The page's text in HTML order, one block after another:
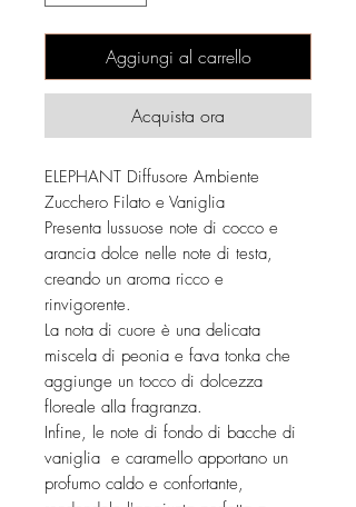
Aggiungi al carrello
Acquista ora
ELEPHANT Diffusore Ambiente
Zucchero Filato e Vaniglia
Presenta lussuose note di cocco e
arancia dolce nelle note di testa,
creando un aroma ricco e
rinvigorente.
La nota di cuore è una delicata
miscela di peonia e fava tonka che
aggiunge un tocco di dolcezza
floreale alla fragranza.
Infine, le note di fondo di bacche di
vaniglia e caramello apportano un
profumo caldo e confortante,